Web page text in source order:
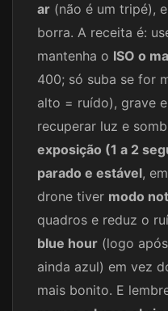
ar (não é um tripé),
borra. A receita é:
mantenha o ISO o
400; só suba se for
alto = ruído), grave
recuperar luz e
exposição (1 a 2
parado e estável,
drone tiver modo
quadros e reduz o
blue hour (logo
ainda azul) em vez
mais bonito. E